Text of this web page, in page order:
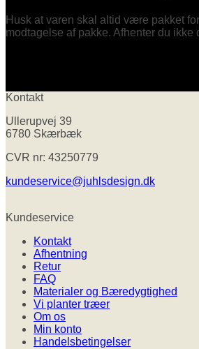
Husk at varen skal altid være pakket
modtagelse af pakke. Afhenter du
Kontakt
Ullerupvej 39
6780 Skærbæk
CVR nr: 43250779
kundeservice@juhlsdesign.dk
Kundeservice
Kontakt
Afhentning
Retur
FAQ
Materialer og Bæredygtighed
Vi planter træer
Om os
Min konto
Handelsbetingelser